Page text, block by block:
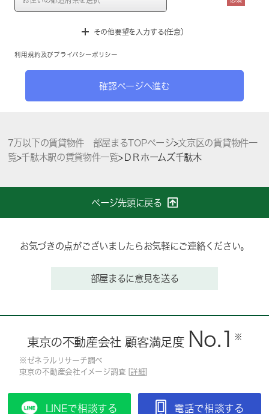
その他要望を入力する(任意）
利用規約 及び プライバシーポリシー
確認ページへ進む
7万以下の賃貸物件 部屋まるTOPページ>文京区の賃貸物件一
覧>千駄木駅の賃貸物件一覧>ＤＲホームズ千駄木
ページ先頭に戻る
お気づきの点がございましたらお気軽にご連絡ください。
部屋まるに意見を送る
東京の不動産会社 顧客満足度 No.1 ※
※ゼネラルリサーチ調べ
東京の不動産会社イメージ調査 [ 詳細
LINEで相談する 電話で相談する